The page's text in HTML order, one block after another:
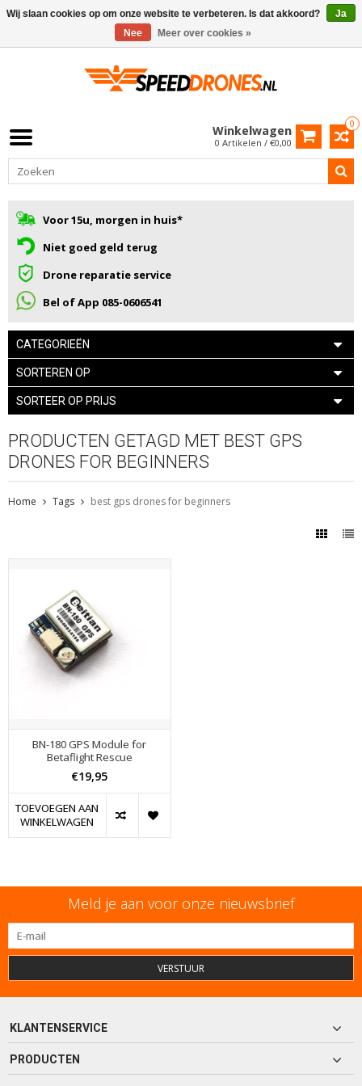
0
Winkelwagen
0 Artikelen / €0,00
Voor 15u, morgen in huis*
Niet goed geld terug
Drone reparatie service
Bel of App 085-0606541
CATEGORIEËN
SORTEREN OP
SORTEER OP PRIJS
PRODUCTEN GETAGD MET BEST GPS
DRONES FOR BEGINNERS
Home Tags best gps drones for beginners
BN-180 GPS Module for
Betaflight Rescue
€19,95
TOEVOEGEN AAN
WINKELWAGEN
Meld je aan voor onze nieuwsbrief
VERSTUUR
KLANTENSERVICE
PRODUCTEN
Wij slaan cookies op om onze website te verbeteren. Is dat akkoord?
Ja
Nee
Meer over cookies »